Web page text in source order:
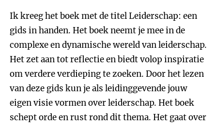
Ik kreeg het boek met de titel Leiderschap: een
gids in handen. Het boek neemt je mee in de
complexe en dynamische wereld van leiderschap.
Het zet aan tot reflectie en biedt volop inspiratie
om verdere verdieping te zoeken. Door het lezen
van deze gids kun je als leidinggevende jouw
eigen visie vormen over leiderschap. Het boek
schept orde en rust rond dit thema. Het gaat over